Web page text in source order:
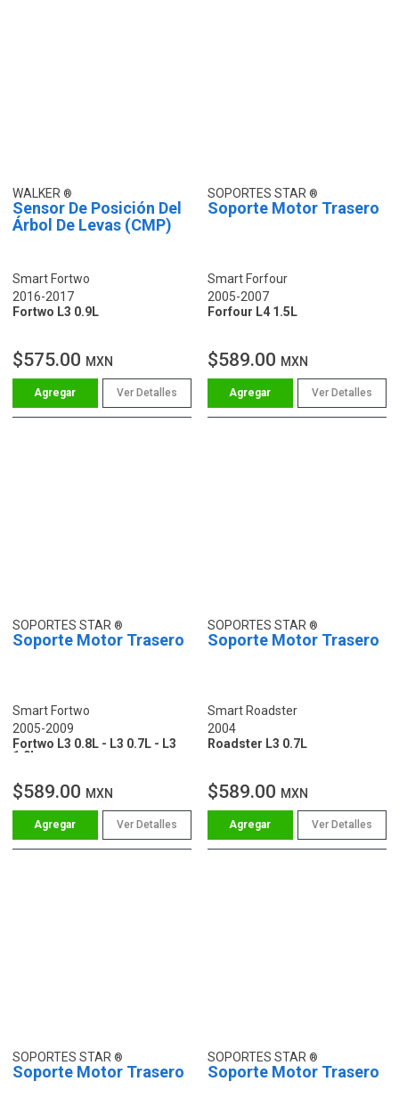
WALKER
Sensor De Posición Del
Árbol De Levas (CMP)
Smart Fortwo
2016-2017
Fortwo L3 0.9L
$575.00 MXN
Ver Detalles
SOPORTES STAR
Soporte Motor Trasero
Smart Forfour
2005-2007
Forfour L4 1.5L
$589.00 MXN
Ver Detalles
SOPORTES STAR
Soporte Motor Trasero
Smart Fortwo
2005-2009
Fortwo L3 0.8L - L3 0.7L - L3
1.0L
$589.00 MXN
Ver Detalles
SOPORTES STAR
Soporte Motor Trasero
Smart Roadster
2004
Roadster L3 0.7L
$589.00 MXN
Ver Detalles
SOPORTES STAR
Soporte Motor Trasero
SOPORTES STAR
Soporte Motor Trasero